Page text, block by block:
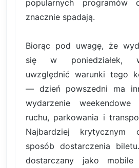
popularnych programów
znacznie spadają.
Biorąc pod uwagę, że
się w poniedziałek,
uwzględnić warunki tego
— dzień powszedni ma
wydarzenie
ruchu, parkowania i
Najbardziej krytycznym
sposób dostarczenia
dostarczany jako